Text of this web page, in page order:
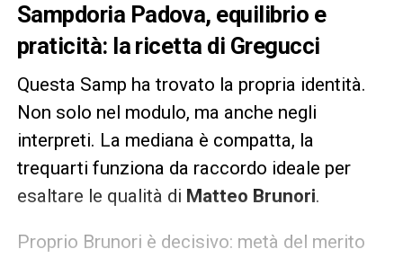
Sampdoria Padova, equilibrio e
praticità: la ricetta di Gregucci
Questa Samp ha trovato la propria identità.
Non solo nel modulo, ma anche negli
interpreti. La mediana è compatta, la
trequarti funziona da raccordo ideale per
esaltare le qualità di Matteo Brunori.
Proprio Brunori è decisivo: metà del merito